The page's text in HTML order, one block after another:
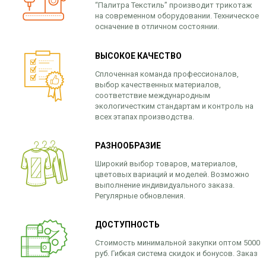
“Палитра Текстиль” производит трикотаж
на современном оборудовании. Техническое
осначение в отличном состоянии.
ВЫСОКОЕ КАЧЕСТВО
Сплоченная команда профессионалов,
выбор качественных материалов,
соответствие международным
экологичестким стандартам и контроль на
всех этапах производства.
РАЗНООБРАЗИЕ
Широкий выбор товаров, материалов,
цветовых вариаций и моделей. Возможно
выполнение индивидуального заказа.
Регулярные обновления.
ДОСТУПНОСТЬ
Стоимость минимальной закупки оптом 5000
руб. Гибкая система скидок и бонусов. Заказ